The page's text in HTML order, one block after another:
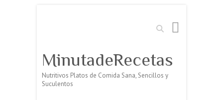
Buscar
MinutadeRecetas
Nutritivos Platos de Comida Sana, Sencillos y
Suculentos